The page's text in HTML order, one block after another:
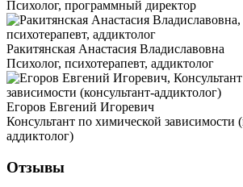
Психолог, программный директор
Ракитянская Анастасия Владиславовна
Психолог, психотерапевт, аддиктолог
Егоров Евгений Игоревич
Консультант по химической зависимости
аддиктолог)
Отзывы